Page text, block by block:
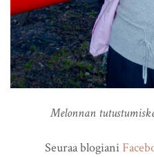
Melonnan
Seuraa blogiani